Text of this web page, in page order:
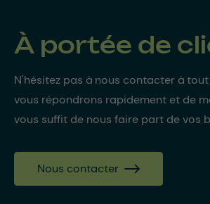
À portée de
N'hésitez pas à nous contacter à
vous répondrons rapidement et de
vous suffit de nous faire part de vos
Nous contacter